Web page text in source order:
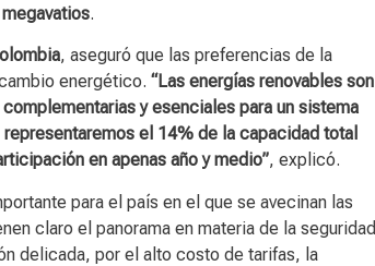
.
, aseguró que las preferencias de la
energético. “Las energías renovables son
y esenciales para un sistema
el 14% de la capacidad total
en apenas año y medio”, explicó.
para el país en el que se avecinan las
claro el panorama en materia de la seguridad
delicada, por el alto costo de tarifas, la